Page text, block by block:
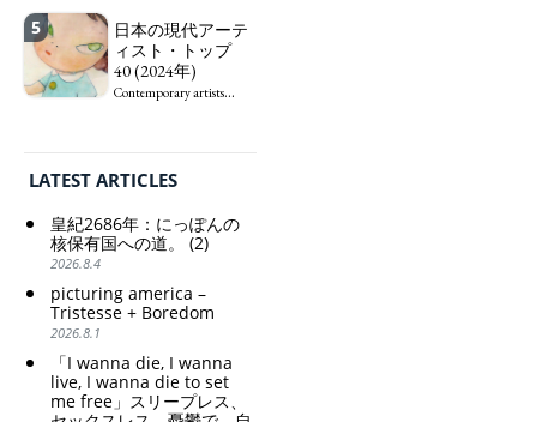
set me free" - Sanae, a
Japanese woman who is
sleepless, sexless, depressive
and wallowing in self-
取。保守的な日本
の家父長制の強
化。戸籍制度の強
化。差別的な血統
Pavilion. Racist and
colonial exploitation of
Strengthening of
conservative Japanese
of the family registration
system. Reinforcement of
ideology.
5
日本の現代アーテ
ィスト・トップ
40 (2024年)
Contemporary artists
LATEST ARTICLES
皇紀2686年：にっぽんの
核保有国への道。 (2)
2026.8.4
picturing america –
Tristesse + Boredom
2026.8.1
「I wanna die, I wanna
live, I wanna die to set
me free」スリープレス、